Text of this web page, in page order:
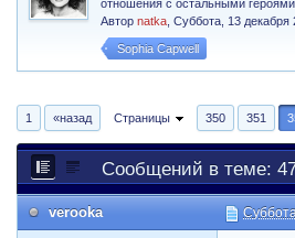
отношения с остальными
Авторnatka ,Суббота, 13 декабря
Sophia Capwell
1 «назад Страницы 350 351
Сообщений в теме:
verooka